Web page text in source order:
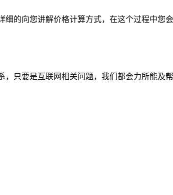
细的向您讲解价格计算方式，在这个过程中您
，只要是互联网相关问题，我们都会力所能及